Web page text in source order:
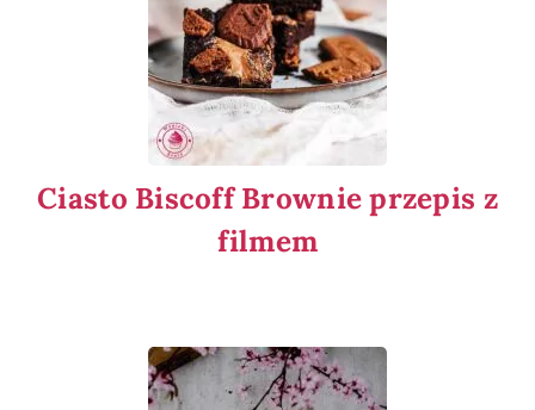
Ciasto Biscoff Brownie przepis z
filmem